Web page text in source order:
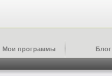
Мои программы Блог